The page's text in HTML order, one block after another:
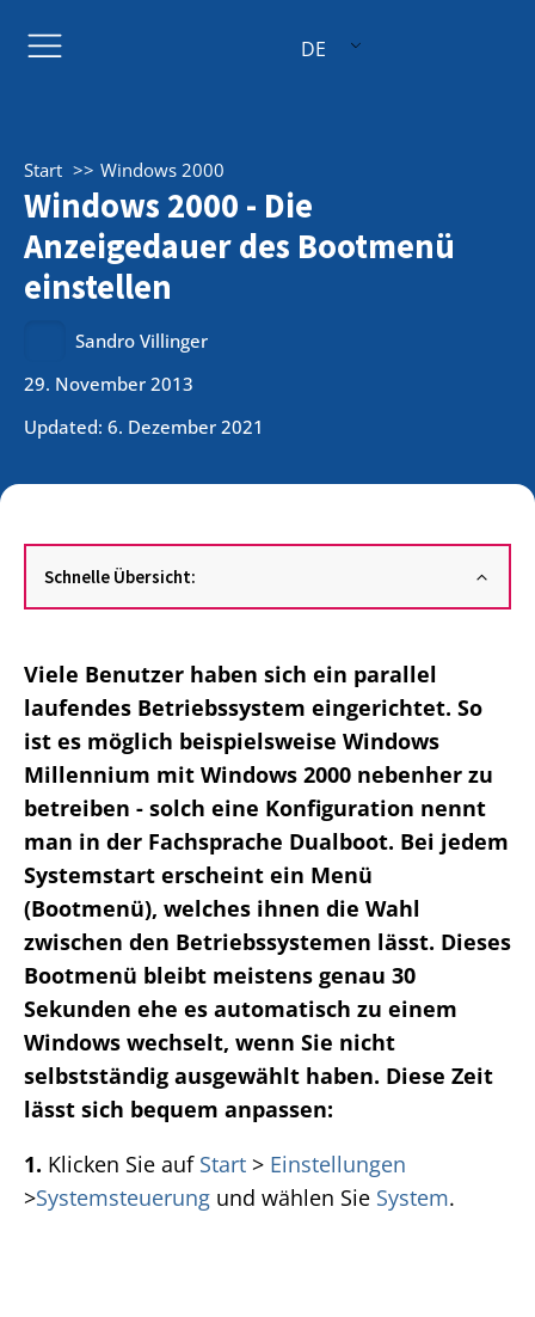
DE
Start Windows 2000
Windows 2000 - Die
Anzeigedauer des Bootmenü
einstellen
Sandro Villinger
29. November 2013
Updated: 6. Dezember 2021
Schnelle Übersicht:
Viele Benutzer haben sich ein parallel
laufendes Betriebssystem eingerichtet. So
ist es möglich beispielsweise Windows
Millennium mit Windows 2000 nebenher zu
betreiben - solch eine Konfiguration nennt
man in der Fachsprache Dualboot. Bei jedem
Systemstart erscheint ein Menü
(Bootmenü), welches ihnen die Wahl
zwischen den Betriebssystemen lässt. Dieses
Bootmenü bleibt meistens genau 30
Sekunden ehe es automatisch zu einem
Windows wechselt, wenn Sie nicht
selbstständig ausgewählt haben. Diese Zeit
lässt sich bequem anpassen:
1. Klicken Sie auf Start > Einstellungen
>Systemsteuerung und wählen Sie System.